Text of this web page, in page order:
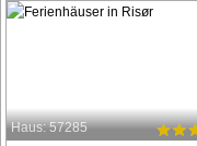
Haus: 57285